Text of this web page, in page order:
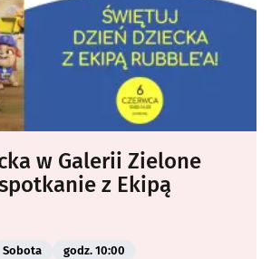
w Galerii Zielone
z Ekipą
Sobota godz. 10:00